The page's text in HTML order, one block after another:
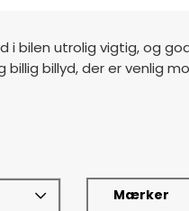
i bilen utrolig vigtig, og
billyd, der er venlig
Mærker